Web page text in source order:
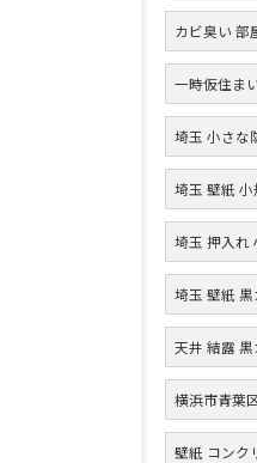
カビ臭い 部
一時仮住ま
埼玉 小さな
埼玉 壁紙
埼玉 押入れ
埼玉 壁紙 黒
天井 結露 黒
横浜市青葉
壁紙 コンク